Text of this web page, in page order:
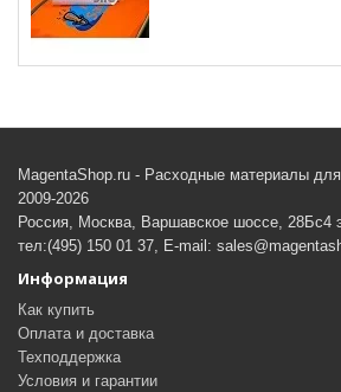
MagentaShop.ru - Расходные материалы
2009-2026
Россия, Москва, Варшавское шоссе, 28Бс4
тел:(495) 150 01 37, E-mail:
Информация
Как купить
Оплата и доставка
Техподдержка
Условия и гарантии